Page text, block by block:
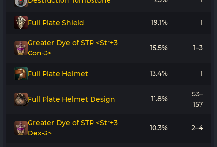
Full Plate Shield 19.1% 1
Greater Dye of STR <Str+3
Con-3>
15.5% 1–3
Full Plate Helmet 13.4% 1
Full Plate Helmet Design 11.8%
53–
157
Greater Dye of STR <Str+3
Dex-3>
10.3% 2–4